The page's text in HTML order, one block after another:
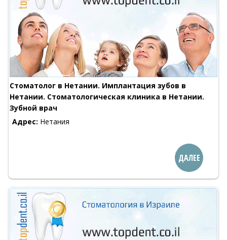
Стоматолог в Нетании. Имплантация зубов в
Нетании. Стоматологическая клиника в Нетании.
Зубной врач
Адрес: Нетания
ДАЛЕЕ